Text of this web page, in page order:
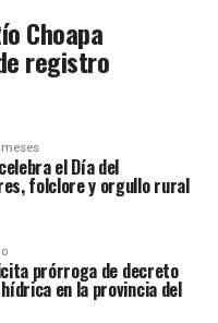
Choapa
registro
meses
el Día del
folclore y orgullo rural
prórroga de decreto
en la provincia del